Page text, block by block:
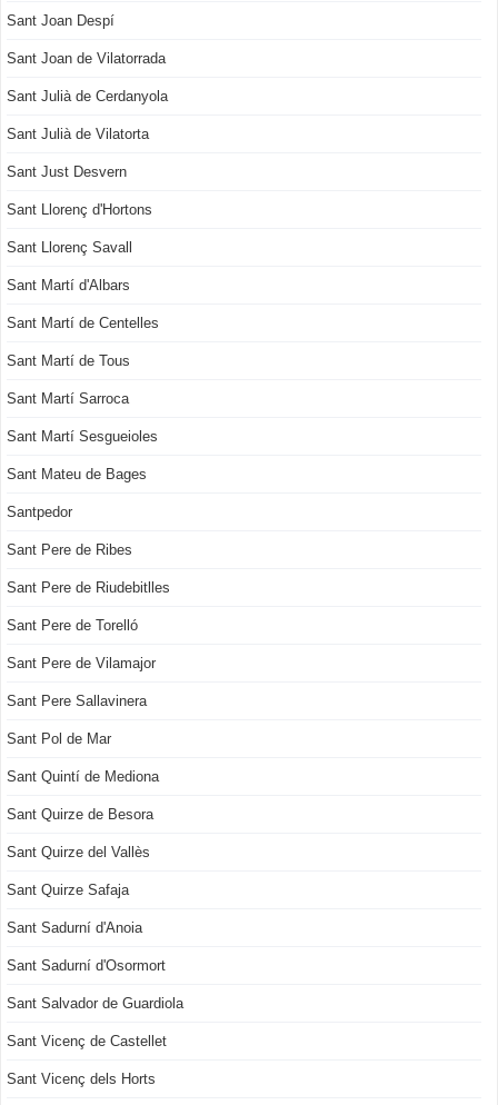
Sant Joan Despí
Sant Joan de Vilatorrada
Sant Julià de Cerdanyola
Sant Julià de Vilatorta
Sant Just Desvern
Sant Llorenç d'Hortons
Sant Llorenç Savall
Sant Martí d'Albars
Sant Martí de Centelles
Sant Martí de Tous
Sant Martí Sarroca
Sant Martí Sesgueioles
Sant Mateu de Bages
Santpedor
Sant Pere de Ribes
Sant Pere de Riudebitlles
Sant Pere de Torelló
Sant Pere de Vilamajor
Sant Pere Sallavinera
Sant Pol de Mar
Sant Quintí de Mediona
Sant Quirze de Besora
Sant Quirze del Vallès
Sant Quirze Safaja
Sant Sadurní d'Anoia
Sant Sadurní d'Osormort
Sant Salvador de Guardiola
Sant Vicenç de Castellet
Sant Vicenç dels Horts